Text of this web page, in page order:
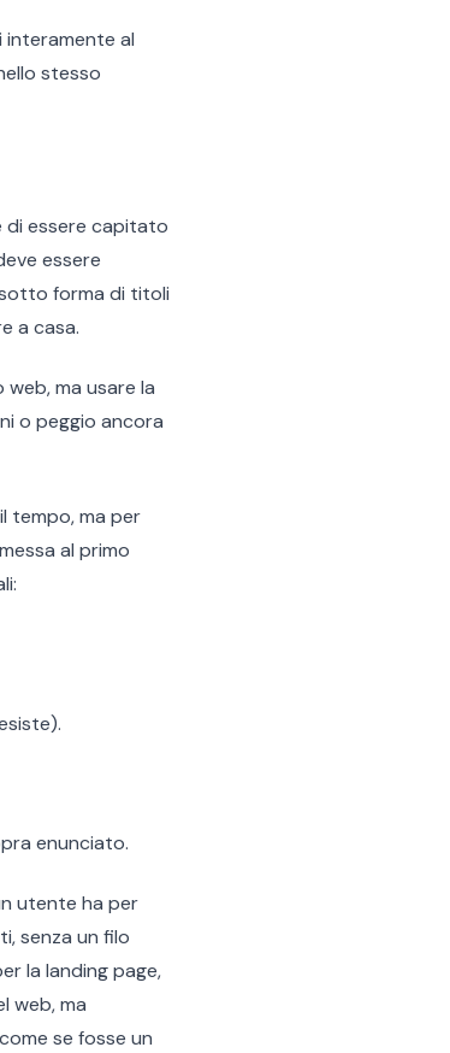
interamente al
stesso
di essere capitato
essere
forma di titoli
a casa.
ma usare la
o peggio ancora
tempo, ma per
al primo
enunciato.
utente ha per
senza un filo
la landing page,
web, ma
se fosse un